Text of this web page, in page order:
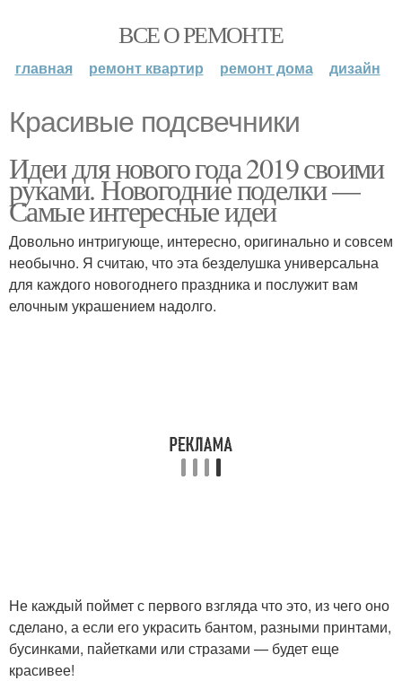
ВСЕ О РЕМОНТЕ
главная ремонт квартир ремонт дома дизайн
Красивые подсвечники
Идеи для нового года 2019 своими
руками. Новогодние поделки —
Самые интересные идеи
Довольно интригующе, интересно, оригинально и совсем
необычно. Я считаю, что эта безделушка универсальна
для каждого новогоднего праздника и послужит вам
елочным украшением надолго.
Не каждый поймет с первого взгляда что это, из чего оно
сделано, а если его украсить бантом, разными принтами,
бусинками, пайетками или стразами — будет еще
красивее!